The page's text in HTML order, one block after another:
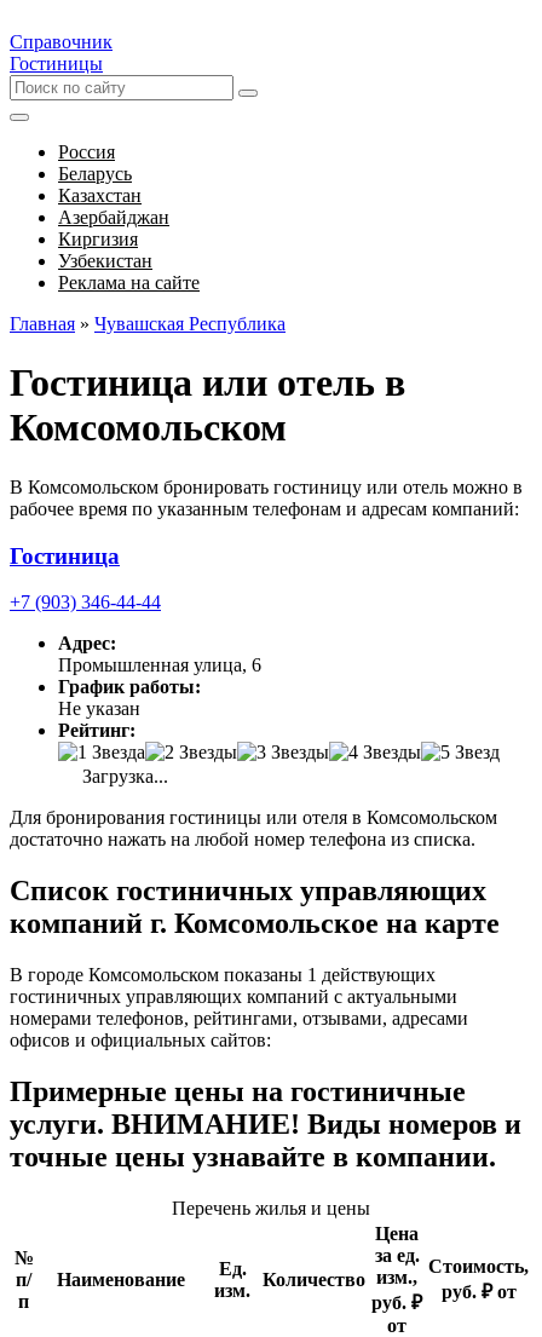
Справочник
Гостиницы
Россия
Беларусь
Казахстан
Азербайджан
Киргизия
Узбекистан
Реклама на сайте
Главная » Чувашская Республика
Гостиница или отель в
Комсомольском
В Комсомольском бронировать гостиницу или отель можно в
рабочее время по указанным телефонам и адресам компаний:
Гостиница
+7 (903) 346-44-44
Адрес:
Промышленная улица, 6
График работы:
Не указан
Рейтинг:
Загрузка...
Для бронирования гостиницы или отеля в Комсомольском
достаточно нажать на любой номер телефона из списка.
Список гостиничных управляющих
компаний г. Комсомольское на карте
В городе Комсомольском показаны 1 действующих
гостиничных управляющих компаний с актуальными
номерами телефонов, рейтингами, отзывами, адресами
офисов и официальных сайтов:
Примерные цены на гостиничные
услуги. ВНИМАНИЕ! Виды номеров и
точные цены узнавайте в компании.
Перечень жилья и цены
№
п/
п
Наименование
Ед.
изм.
Количество
Цена
за ед.
изм.,
руб. ₽
от
Стоимость,
руб. ₽ от